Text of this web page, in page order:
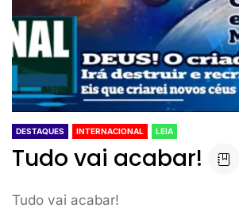
DESTAQUES INTERNACIONAL LEIA
Tudo vai acabar!
Tudo vai acabar!